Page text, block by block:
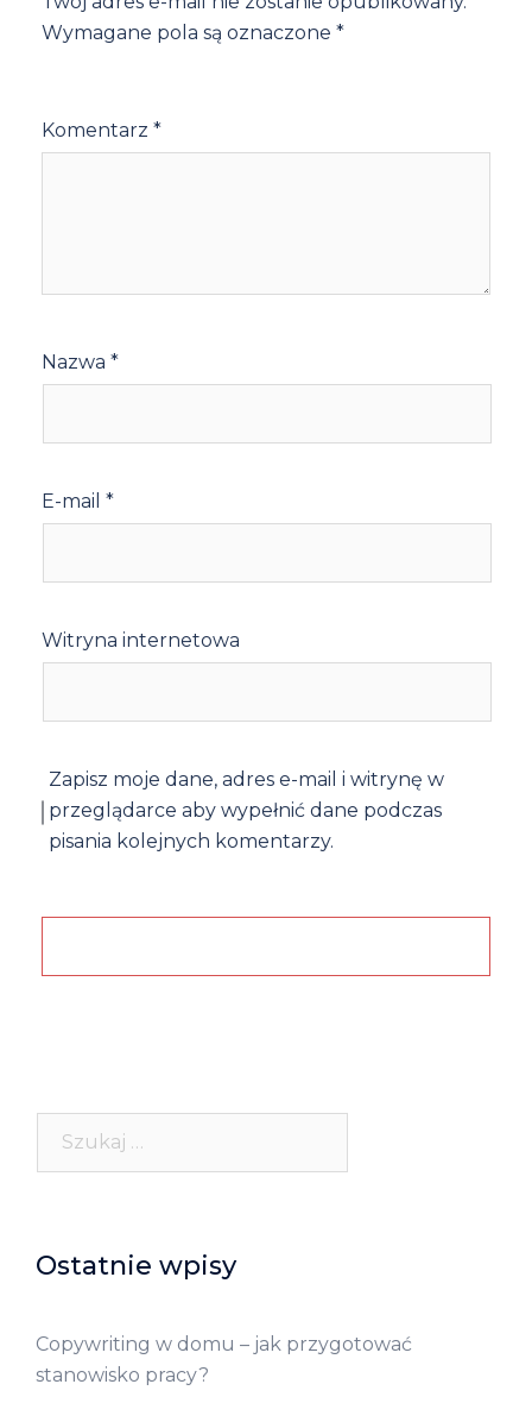
Wymagane pola są oznaczone *
Komentarz *
Nazwa *
E-mail *
Witryna internetowa
Zapisz moje dane, adres e-mail i witrynę w
przeglądarce aby wypełnić dane podczas
pisania kolejnych komentarzy.
Ostatnie wpisy
Copywriting w domu – jak przygotować
stanowisko pracy?